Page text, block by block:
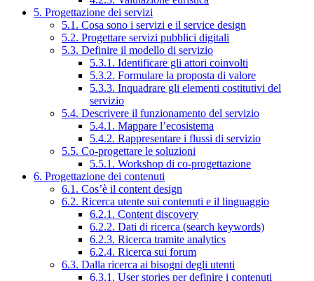
5. Progettazione dei servizi
5.1. Cosa sono i servizi e il service design
5.2. Progettare servizi pubblici digitali
5.3. Definire il modello di servizio
5.3.1. Identificare gli attori coinvolti
5.3.2. Formulare la proposta di valore
5.3.3. Inquadrare gli elementi costitutivi del
servizio
5.4. Descrivere il funzionamento del servizio
5.4.1. Mappare l’ecosistema
5.4.2. Rappresentare i flussi di servizio
5.5. Co-progettare le soluzioni
5.5.1. Workshop di co-progettazione
6. Progettazione dei contenuti
6.1. Cos’è il content design
6.2. Ricerca utente sui contenuti e il linguaggio
6.2.1. Content discovery
6.2.2. Dati di ricerca (search keywords)
6.2.3. Ricerca tramite analytics
6.2.4. Ricerca sui forum
6.3. Dalla ricerca ai bisogni degli utenti
6.3.1. User stories per definire i contenuti